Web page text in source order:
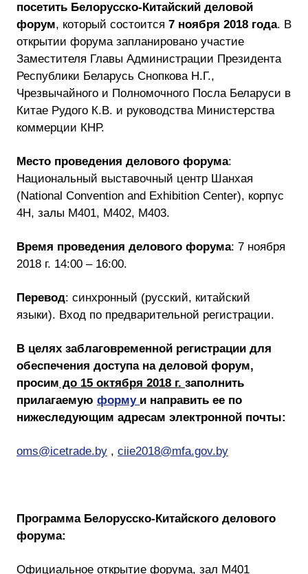
посетить Белорусско-Китайский деловой
форум, который состоится 7 ноября 2018 года. В
открытии форума запланировано участие
Заместителя Главы Администрации Президента
Республики Беларусь Снопкова Н.Г.,
Чрезвычайного и Полномочного Посла Беларуси в
Китае Рудого К.В. и руководства Министерства
коммерции КНР.
Место проведения делового форума:
Национальный выставочный центр Шанхая
(National Convention and Exhibition Center), корпус
4Н, залы М401, М402, М403.
Время проведения делового форума: 7 ноября
2018 г. 14:00 – 16:00.
Перевод: синхронный (русский, китайский
языки). Вход по предварительной регистрации.
В целях заблаговременной регистрации для
обеспечения доступа на деловой форум,
просим до 15 октября 2018 г. заполнить
прилагаемую форму и направить ее по
нижеследующим адресам электронной почты:
oms@icetrade.by , ciie2018@mfa.gov.by
Программа Белорусско-Китайского делового
форума:
Официальное открытие форума, зал М401